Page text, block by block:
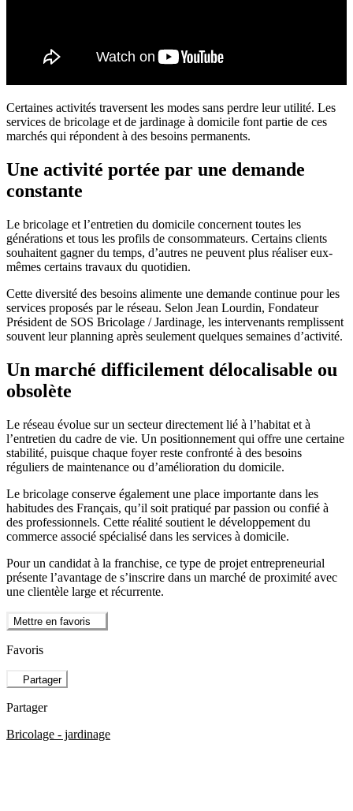
Certaines activités traversent les modes sans perdre leur utilité. Les
services de bricolage et de jardinage à domicile font partie de ces
marchés qui répondent à des besoins permanents.
Une activité portée par une demande
constante
Le bricolage et l’entretien du domicile concernent toutes les
générations et tous les profils de consommateurs. Certains clients
souhaitent gagner du temps, d’autres ne peuvent plus réaliser eux-
mêmes certains travaux du quotidien.
Cette diversité des besoins alimente une demande continue pour les
services proposés par le réseau. Selon Jean Lourdin, Fondateur
Président de SOS Bricolage / Jardinage, les intervenants remplissent
souvent leur planning après seulement quelques semaines d’activité.
Un marché difficilement délocalisable ou
obsolète
Le réseau évolue sur un secteur directement lié à l’habitat et à
l’entretien du cadre de vie. Un positionnement qui offre une certaine
stabilité, puisque chaque foyer reste confronté à des besoins
réguliers de maintenance ou d’amélioration du domicile.
Le bricolage conserve également une place importante dans les
habitudes des Français, qu’il soit pratiqué par passion ou confié à
des professionnels. Cette réalité soutient le développement du
commerce associé spécialisé dans les services à domicile.
Pour un candidat à la franchise, ce type de projet entrepreneurial
présente l’avantage de s’inscrire dans un marché de proximité avec
une clientèle large et récurrente.
Mettre en favoris
Favoris
Partager
Partager
Bricolage - jardinage